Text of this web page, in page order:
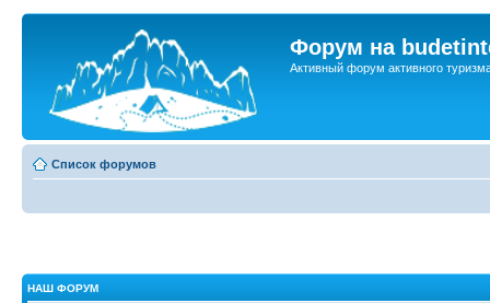
Форум на
Активный форум активного
Список форумов
НАШ ФОРУМ